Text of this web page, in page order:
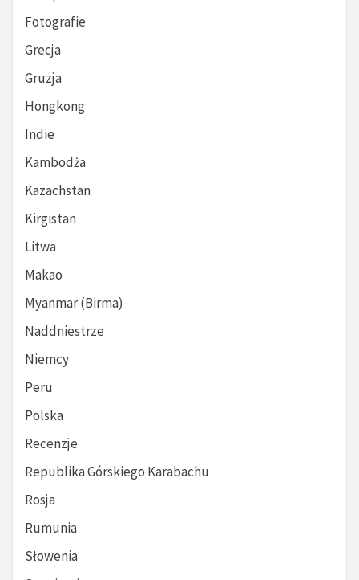
Fotografie
Grecja
Gruzja
Hongkong
Indie
Kambodża
Kazachstan
Kirgistan
Litwa
Makao
Myanmar (Birma)
Naddniestrze
Niemcy
Peru
Polska
Recenzje
Republika Górskiego Karabachu
Rosja
Rumunia
Słowenia